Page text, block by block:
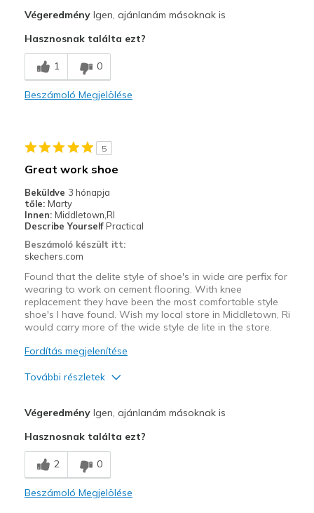
Breathe Well
Durable
Casual Wear
Special Occasions
Sizing
Feels half size too small
View On Shoes
Shoes are for Wearing
VégeredményIgen, ajánlanám másoknak is
Hasznosnak találta ezt?
1 0
Beszámoló Megjelölése
5
Great work shoe
Beküldve 3 hónapja
tőle: Marty
Innen: Middletown,RI
Describe Yourself Practical
Beszámoló készült itt:
skechers.com
Found that the delite style of shoe's in wide are perfix for
wearing to work on cement flooring. With knee
replacement they have been the most comfortable style
shoe's I have found. Wish my local store in Middletown, Ri
would carry more of the wide style de lite in the store.
Fordítás megjelenítése
További részletek
Breathe Well
Comfortable
VégeredményIgen, ajánlanám másoknak is
Hasznosnak találta ezt?
2 0
Beszámoló Megjelölése